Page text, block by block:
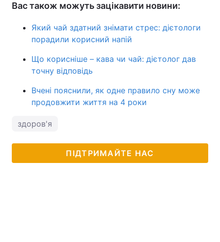
Вас також можуть зацікавити новини:
Який чай здатний знімати стрес: дієтологи
порадили корисний напій
Що корисніше – кава чи чай: дієтолог дав
точну відповідь
Вчені пояснили, як одне правило сну може
продовжити життя на 4 роки
здоров'я
ПІДТРИМАЙТЕ НАС